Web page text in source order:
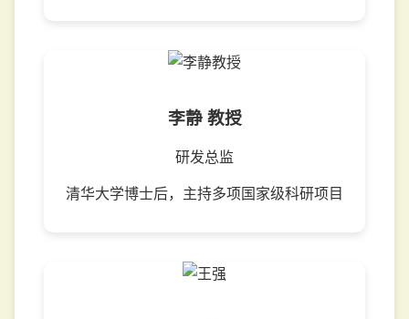
李静 教授
研发总监
清华大学博士后，主持多项国家级科研项目